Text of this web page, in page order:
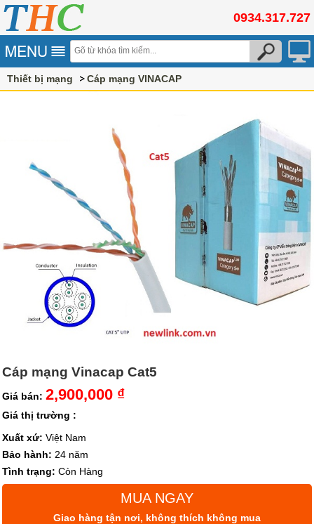
0934.317.727
Thiết bị mạng Cáp mạng VINACAP
Cáp mạng Vinacap Cat5
Giá bán: 2,900,000 ₫
Giá thị trường :
Xuất xứ: Việt Nam
Bảo hành: 24 năm
Tình trạng: Còn Hàng
MUA NGAY
Giao hàng tận nơi, không thích không mua